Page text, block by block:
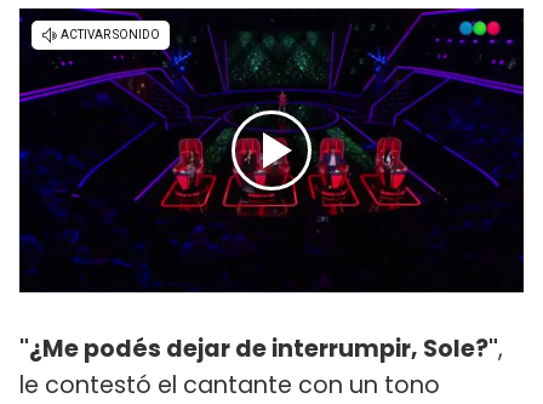
"¿Me podés dejar de interrumpir, Sole?",
le contestó el cantante con un tono